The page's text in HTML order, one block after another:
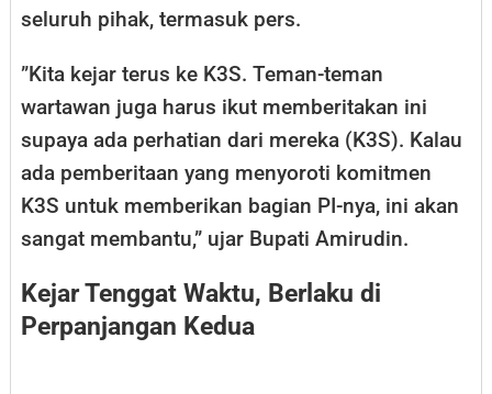
seluruh pihak, termasuk pers.
​”Kita kejar terus ke K3S. Teman-teman
wartawan juga harus ikut memberitakan ini
supaya ada perhatian dari mereka (K3S). Kalau
ada pemberitaan yang menyoroti komitmen
K3S untuk memberikan bagian PI-nya, ini akan
sangat membantu,” ujar Bupati Amirudin.
​Kejar Tenggat Waktu, Berlaku di
Perpanjangan Kedua